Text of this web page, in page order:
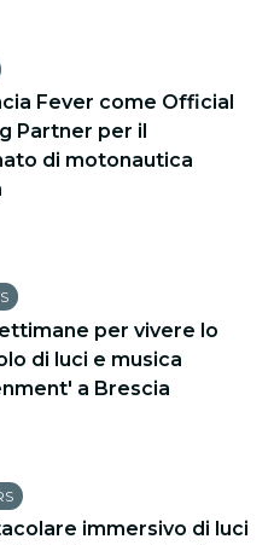
Fever come Official
Partner per il
di motonautica
per vivere lo
di luci e musica
a Brescia
immersivo di luci